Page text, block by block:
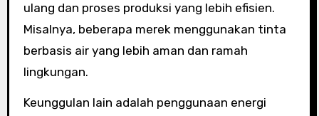
ulang dan proses produksi yang lebih efisien.
Misalnya, beberapa merek menggunakan tinta
berbasis air yang lebih aman dan ramah
lingkungan.
Keunggulan lain adalah penggunaan energi